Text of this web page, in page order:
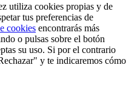
utiliza cookies propias y de
tus preferencias de
cookies encontrarás más
o pulsas sobre el botón
su uso. Si por el contrario
y te indicaremos cómo